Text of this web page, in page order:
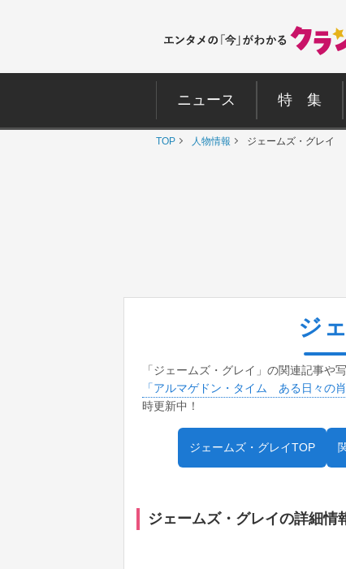
ニュース 特 集
TOP 人物情報 ジェームズ・グレイ
ジ
「ジェームズ・グレイ」の関連記事や
「アルマゲドン・タイム ある日々の肖
時更新中！
ジェームズ・グレイTOP
ジェームズ・グレイの詳細情